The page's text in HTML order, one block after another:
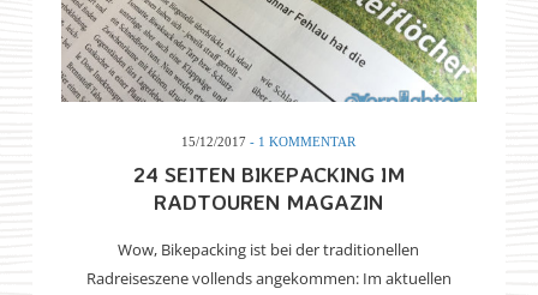
15/12/2017- 1 KOMMENTAR
24 SEITEN BIKEPACKING IM
RADTOUREN MAGAZIN
Wow, Bikepacking ist bei der traditionellen
Radreiseszene vollends angekommen: Im aktuellen